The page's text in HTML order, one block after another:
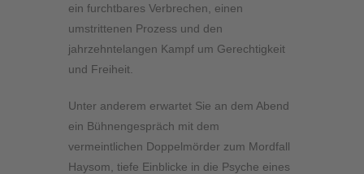
ein furchtbares Verbrechen, einen
umstrittenen Prozess und den
jahrzehntelangen Kampf um Gerechtigkeit
und Freiheit.
Unter anderem erwartet Sie an dem Abend
ein Bühnengespräch mit dem
vermeintlichen Doppelmörder zum Mordfall
Haysom, tiefe Einblicke in die Psyche eines